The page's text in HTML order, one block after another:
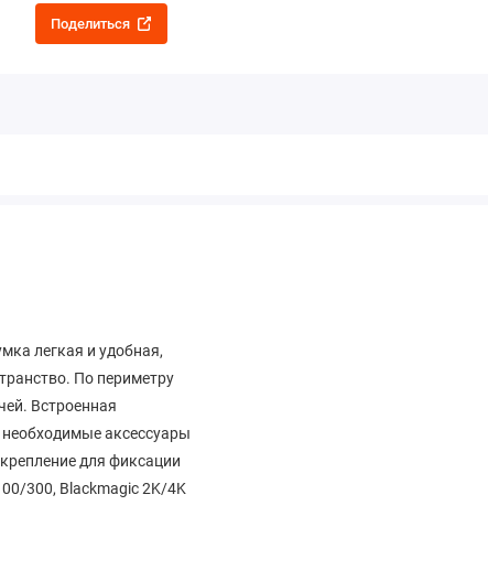
Поделиться
легкая и удобная,
По периметру
Встроенная
аксессуары
для фиксации
300, Blackmagic 2K/4K